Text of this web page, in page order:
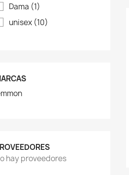
Dama (1)
unisex (10)
hay proveedores